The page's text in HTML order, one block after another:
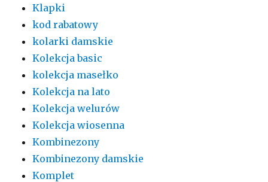
Klapki
kod rabatowy
kolarki damskie
Kolekcja basic
kolekcja masełko
Kolekcja na lato
Kolekcja welurów
Kolekcja wiosenna
Kombinezony
Kombinezony damskie
Komplet